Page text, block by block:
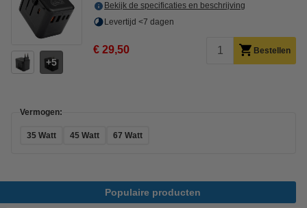
5
Bekijk de specificaties en beschrijving
Levertijd <7 dagen
€ 29,50 Bestellen
Vermogen:
35 Watt 45 Watt 67 Watt
Populaire producten